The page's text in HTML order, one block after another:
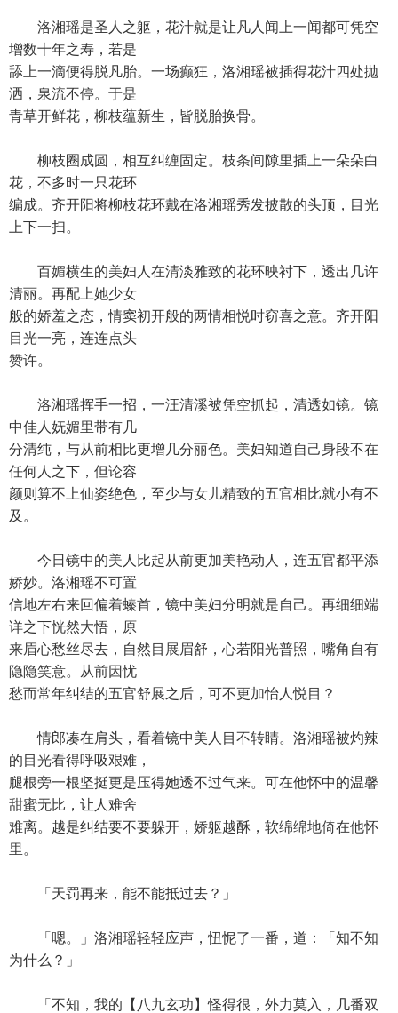
洛湘瑶是圣人之躯，花汁就是让凡人闻上一闻都可凭空
增数十年之寿，若是
舔上一滴便得脱凡胎。一场癫狂，洛湘瑶被插得花汁四处抛
洒，泉流不停。于是
青草开鲜花，柳枝蕴新生，皆脱胎换骨。
柳枝圈成圆，相互纠缠固定。枝条间隙里插上一朵朵白
花，不多时一只花环
编成。齐开阳将柳枝花环戴在洛湘瑶秀发披散的头顶，目光
上下一扫。
百媚横生的美妇人在清淡雅致的花环映衬下，透出几许
清丽。再配上她少女
般的娇羞之态，情窦初开般的两情相悦时窃喜之意。齐开阳
目光一亮，连连点头
赞许。
洛湘瑶挥手一招，一汪清溪被凭空抓起，清透如镜。镜
中佳人妩媚里带有几
分清纯，与从前相比更增几分丽色。美妇知道自己身段不在
任何人之下，但论容
颜则算不上仙姿绝色，至少与女儿精致的五官相比就小有不
及。
今日镜中的美人比起从前更加美艳动人，连五官都平添
娇妙。洛湘瑶不可置
信地左右来回偏着螓首，镜中美妇分明就是自己。再细细端
详之下恍然大悟，原
来眉心愁丝尽去，自然目展眉舒，心若阳光普照，嘴角自有
隐隐笑意。从前因忧
愁而常年纠结的五官舒展之后，可不更加怡人悦目？
情郎凑在肩头，看着镜中美人目不转睛。洛湘瑶被灼辣
的目光看得呼吸艰难，
腿根旁一根坚挺更是压得她透不过气来。可在他怀中的温馨
甜蜜无比，让人难舍
难离。越是纠结要不要躲开，娇躯越酥，软绵绵地倚在他怀
里。
「天罚再来，能不能抵过去？」
「嗯。」洛湘瑶轻轻应声，忸怩了一番，道：「知不知
为什么？」
「不知，我的【八九玄功】怪得很，外力莫入，几番双